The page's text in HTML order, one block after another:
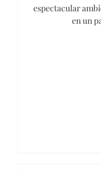
espectacular
en un